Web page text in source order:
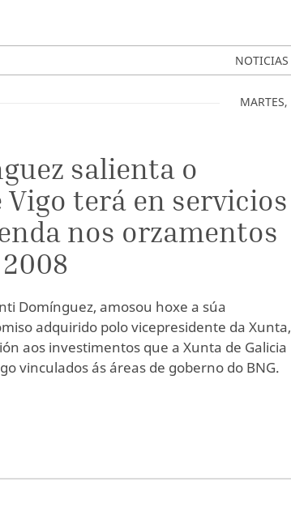
NOTICIAS
MARTES,
salienta o
terá en servicios
nos orzamentos
Domínguez, amosou hoxe a súa
adquirido polo vicepresidente da Xunta,
aos investimentos que a Xunta de Galicia
vinculados ás áreas de goberno do BNG.